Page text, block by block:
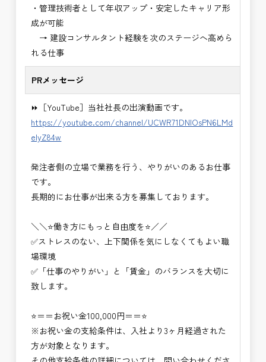
・管理技術者として年収アップ・安定したキャリア形
成が可能
→ 建設コンサルタント経験を次のステージへ高めら
れる仕事
PRメッセージ
⏩［YouTube］当社社長の出演動画です。
https://youtube.com/channel/UCWR71DNlOsPN6LMd
eIyZ84w
発注者側の立場で業務を行う、やりがいのあるお仕事
です。
長期的にお仕事が出来る方を募集しております。
＼＼⭐働き方にもっと自由度を⭐／／
✅ストレスのない、上下関係を気にしなくてもよい職
場環境
✅「仕事のやりがい」と「賃金」のバランスを大切に
致します。
⭐＝＝お祝い金100,000円＝＝⭐
※お祝い金の支給条件は、入社より3ヶ月経過された
方が対象となります。